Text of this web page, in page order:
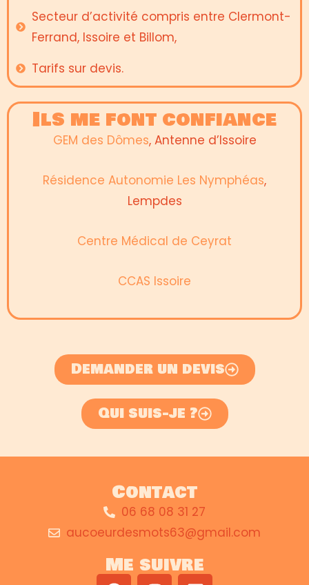
Secteur d’activité compris entre Clermont-
Ferrand, Issoire et Billom,
Tarifs sur devis.
Ils me font confiance
GEM des Dômes, Antenne d’Issoire
Résidence Autonomie Les Nymphéas,
Lempdes
Centre Médical de Ceyrat
CCAS Issoire
Demander un devis
Qui suis-je ?
Contact
06 68 08 31 27
aucoeurdesmots63@gmail.com
Me suivre